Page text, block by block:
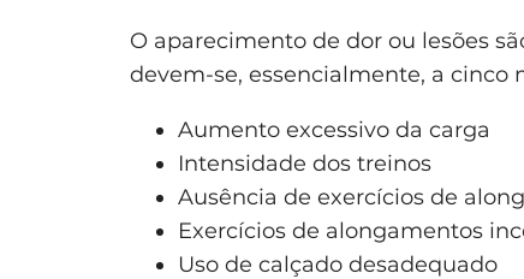
O aparecimento de dor ou lesões
devem-se, essencialmente, a cinco
Aumento excessivo da carga
Intensidade dos treinos
Ausência de exercícios de
Exercícios de alongamentos
Uso de calçado desadequado